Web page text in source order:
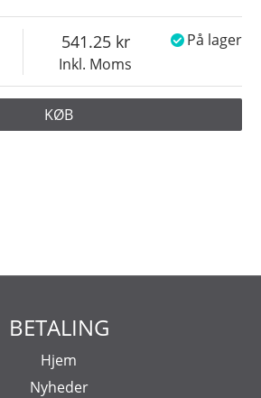
Inkl. Moms
541.25 På lager
KØB
BETALING
Hjem
Nyheder